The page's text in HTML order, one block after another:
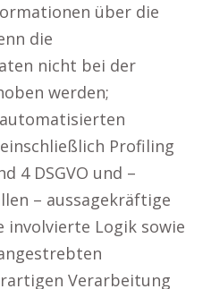
über die
die
nicht bei der
werden;
Profiling
4 DSGVO und –
– aussagekräftige
Logik sowie
Verarbeitung